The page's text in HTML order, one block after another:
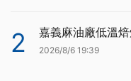
2 嘉義麻油廠低溫
2026/8/6 19:39